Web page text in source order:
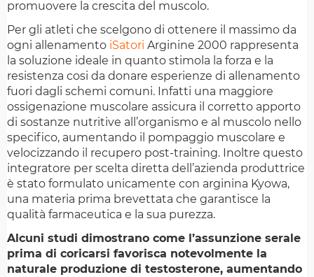
promuovere la crescita del muscolo.
Per gli atleti che scelgono di ottenere il massimo da
ogni allenamento iSatori Arginine 2000 rappresenta
la soluzione ideale in quanto stimola la forza e la
resistenza cosi da donare esperienze di allenamento
fuori dagli schemi comuni. Infatti una maggiore
ossigenazione muscolare assicura il corretto apporto
di sostanze nutritive all’organismo e al muscolo nello
specifico, aumentando il pompaggio muscolare e
velocizzando il recupero post-training. Inoltre questo
integratore per scelta diretta dell’azienda produttrice
è stato formulato unicamente con arginina Kyowa,
una materia prima brevettata che garantisce la
qualità farmaceutica e la sua purezza.
Alcuni studi dimostrano come l’assunzione serale
prima di coricarsi favorisca notevolmente la
naturale produzione di testosterone, aumentando